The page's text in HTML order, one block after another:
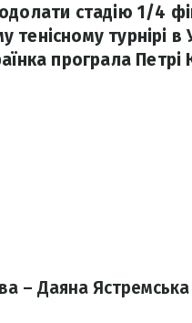
стадію 1/4
тенісному турнірі в
програла Петрі
– Даяна Ястремська